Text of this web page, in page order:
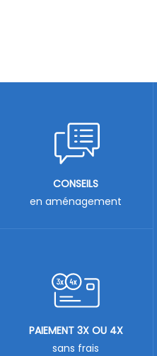
CONSEILS
en aménagement
PAIEMENT 3X OU 4X
sans frais